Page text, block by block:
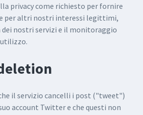
privacy come richiesto per fornire
per altri nostri interessi legittimi,
dei nostri servizi e il monitoraggio
il servizio cancelli i post ("tweet")
account Twitter e che questi non